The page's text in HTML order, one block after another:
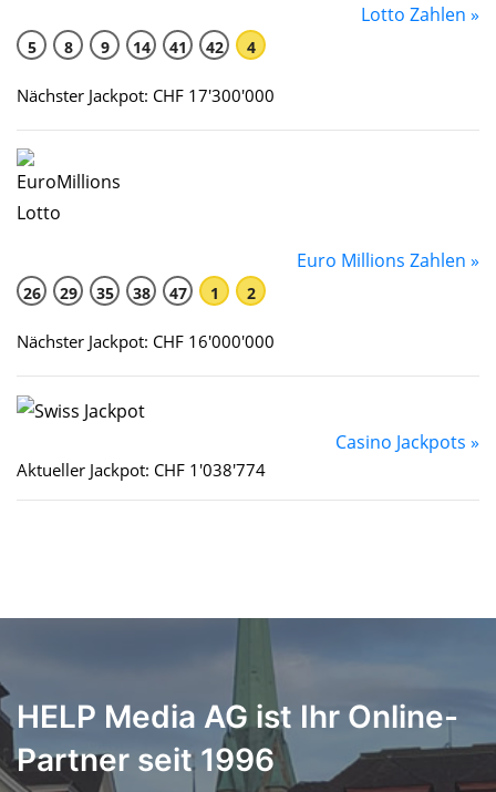
Lotto Zahlen »
5 8 9 14 41 42 4
Nächster Jackpot: CHF 17'300'000
Euro Millions Zahlen »
26 29 35 38 47 1 2
Nächster Jackpot: CHF 16'000'000
Casino Jackpots »
Aktueller Jackpot: CHF 1'038'774
HELP Media AG ist Ihr Online-
Partner seit 1996